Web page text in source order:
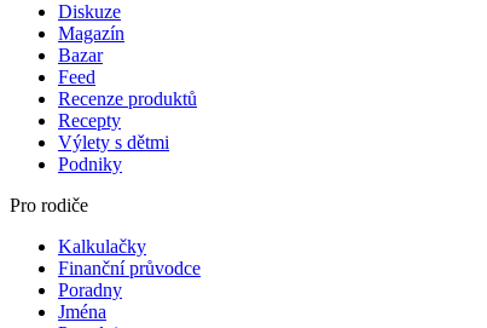
Diskuze
Magazín
Bazar
Feed
Recenze produktů
Recepty
Výlety s dětmi
Podniky
Pro rodiče
Kalkulačky
Finanční průvodce
Poradny
Jména